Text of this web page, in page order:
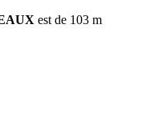
est de 103 m